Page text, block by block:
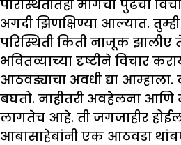
परिस्थितीतही मागचा पुढचा
अगदी झिणक्षिण्या आल्यात. तुम्ही
परिस्थिती किती नाजूक झालीए
भवितव्याच्या दृष्टीने विचार
आठवड्याचा अवधी द्या आम्हाला.
बघतो. नाहीतरी अवहेलना आणि
लागतेच आहे. ती जगजाहीर
आबासाहेबांनी एक आठवडा